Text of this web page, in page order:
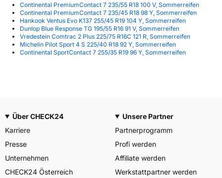
Continental PremiumContact 7 235/55 R18 100 V, Sommerreifen
Continental PremiumContact 7 235/45 R18 98 Y, Sommerreifen
Hankook Ventus Evo K137 255/45 R19 104 Y, Sommerreifen
Dunlop Blue Response TG 195/55 R16 91 V, Sommerreifen
Vredestein Comtrac 2 Plus 225/75 R16C 121 R, Sommerreifen
Michelin Pilot Sport 4 S 225/40 R18 92 Y, Sommerreifen
Continental SportContact 7 255/35 R19 96 Y, Sommerreifen
Über CHECK24
Karriere
Presse
Unternehmen
CHECK24 Österreich
Unsere Partner
Partnerprogramm
Profi werden
Affiliate werden
Werkstattpartner werden